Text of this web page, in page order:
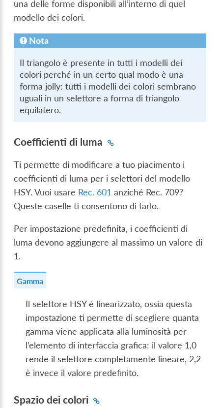
una delle forme disponibili all’interno di quel
modello dei colori.
Nota
Il triangolo è presente in tutti i modelli dei
colori perché in un certo qual modo è una
forma jolly: tutti i modelli dei colori sembrano
uguali in un selettore a forma di triangolo
equilatero.
Coefficienti di luma
Ti permette di modificare a tuo piacimento i
coefficienti di luma per i selettori del modello
HSY. Vuoi usare Rec. 601 anziché Rec. 709?
Queste caselle ti consentono di farlo.
Per impostazione predefinita, i coefficienti di
luma devono aggiungere al massimo un valore di
1.
Gamma
Il selettore HSY è linearizzato, ossia questa
impostazione ti permette di scegliere quanta
gamma viene applicata alla luminosità per
l’elemento di interfaccia grafica: il valore 1,0
rende il selettore completamente lineare, 2,2
è invece il valore predefinito.
Spazio dei colori